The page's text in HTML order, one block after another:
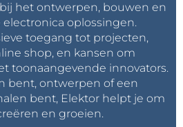
het ontwerpen, bouwen en
oplossingen.
toegang tot projecten,
shop, en kansen om
toonaangevende innovators.
bent, ontwerpen of een
bent, Elektor helpt je om
en groeien.